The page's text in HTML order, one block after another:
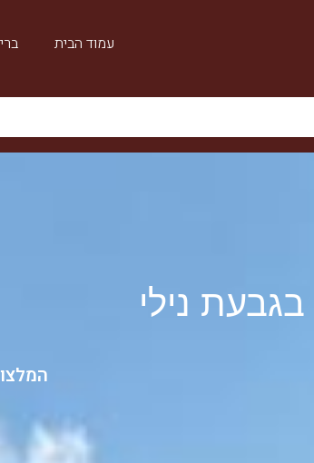
עמוד הבית
נילי